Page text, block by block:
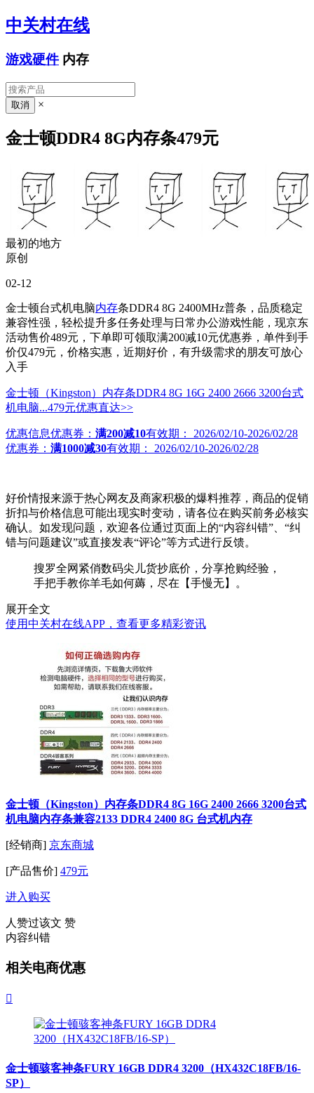
中关村在线
游戏硬件 内存
×
金士顿DDR4 8G内存条479元
最初的地方
原创
02-12
金士顿台式机电脑内存条DDR4 8G 2400MHz普条，品质稳定
兼容性强，轻松提升多任务处理与日常办公游戏性能，现京东
活动售价489元，下单即可领取满200减10元优惠券，单件到手
价仅479元，价格实惠，近期好价，有升级需求的朋友可放心
入手
金士顿（Kingston）内存条DDR4 8G 16G 2400 2666 3200台式
机电脑...479元优惠直达>>
优惠信息优惠券： 满200减10有效期：
2026/02/10-2026/02/28
优惠券： 满1000减30有效期： 2026/02/10-2026/02/28
好价情报来源于热心网友及商家积极的爆料推荐，商品的促销
折扣与价格信息可能出现实时变动，请各位在购买前务必核实
确认。如发现问题，欢迎各位通过页面上的“内容纠错”、“纠
错与问题建议”或直接发表“评论”等方式进行反馈。
搜罗全网紧俏数码尖儿货抄底价，分享抢购经验，
手把手教你羊毛如何薅，尽在【手慢无】。
展开全文
使用中关村在线APP，查看更多精彩资讯
金士顿（Kingston）内存条DDR4 8G 16G 2400 2666 3200台式
机电脑内存条兼容2133 DDR4 2400 8G 台式机内存
[经销商] 京东商城
[产品售价] 479元
进入购买
人赞过该文 赞
内容纠错
相关电商优惠

金士顿骇客神条FURY 16GB DDR4 3200（HX432C18FB/16-
SP）